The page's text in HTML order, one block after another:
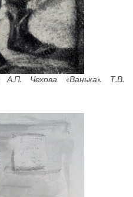
Чехова «Ванька». Т.В.